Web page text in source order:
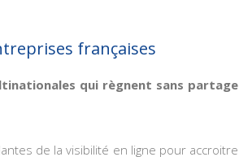
françaises
qui règnent sans partage
de la visibilité en ligne pour accroitre